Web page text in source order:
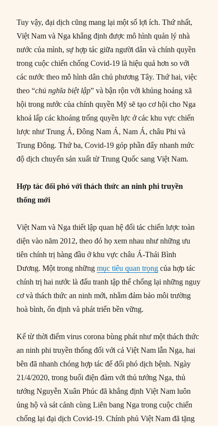
Tuy vậy, đại dịch cũng mang lại một số lợi ích. Thứ nhất,
Việt Nam và Nga khẳng định được mô hình quản lý nhà
nước của mình, sự hợp tác giữa người dân và chính quyền
trong cuộc chiến chống Covid-19 là hiệu quả hơn so với
các nước theo mô hình dân chủ phương Tây. Thứ hai, việc
theo “chủ nghĩa biệt lập” và bận rộn với khủng hoảng xã
hội trong nước của chính quyền Mỹ sẽ tạo cơ hội cho Nga
khoả lấp các khoảng trống quyền lực ở các khu vực chiến
lược như Trung Á, Đông Nam Á, Nam Á, châu Phi và
Trung Đông. Thứ ba, Covid-19 góp phần đẩy nhanh mức
độ dịch chuyển sản xuất từ Trung Quốc sang Việt Nam.
Hợp tác đối phó với thách thức an ninh phi truyền
thống mới
Việt Nam và Nga thiết lập quan hệ đối tác chiến lược toàn
diện vào năm 2012, theo đó họ xem nhau như những ưu
tiên chính trị hàng đầu ở khu vực châu Á-Thái Bình
Dương. Một trong nhữngmục tiêu quan trọng của hợp tác
chính trị hai nước là đấu tranh tập thể chống lại những nguy
cơ và thách thức an ninh mới, nhằm đảm bảo môi trường
hoà bình, ổn định và phát triển bền vững.
Kể từ thời điểm virus corona bùng phát như một thách thức
an ninh phi truyền thống đối với cả Việt Nam lẫn Nga, hai
bên đã nhanh chóng hợp tác để đối phó dịch bệnh. Ngày
21/4/2020, trong buổi điện đàm với thủ tướng Nga, thủ
tướng Nguyễn Xuân Phúc đã khẳng định Việt Nam luôn
ủng hộ và sát cánh cùng Liên bang Nga trong cuộc chiến
chống lại đại dịch Covid-19. Chính phủ Việt Nam đã tặng